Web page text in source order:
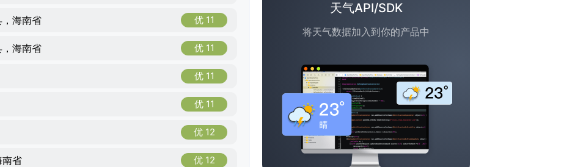
海南省 优 11
海南省 优 11
优 11
优 11
优 12
南省 优 12
天气API/SDK
将天气数据加入到你的产品中